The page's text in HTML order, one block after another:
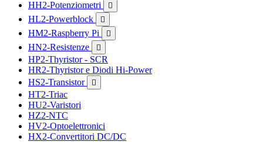
HH2-Potenziometri

HL2-Powerblock 
HM2-Raspberry Pi 
HN2-Resistenze 
HP2-Thyristor - SCR
HR2-Thyristor e Diodi Hi-Power
HS2-Transistor

HT2-Triac
HU2-Varistori
HZ2-NTC
HV2-Optoelettronici
HX2-Convertitori DC/DC